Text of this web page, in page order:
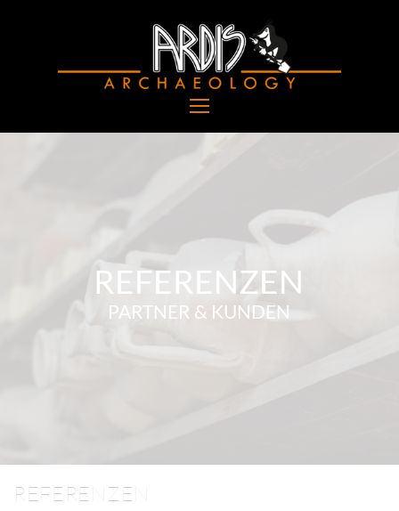
REFERENZEN
PARTNER & KUNDEN
REFERENZEN